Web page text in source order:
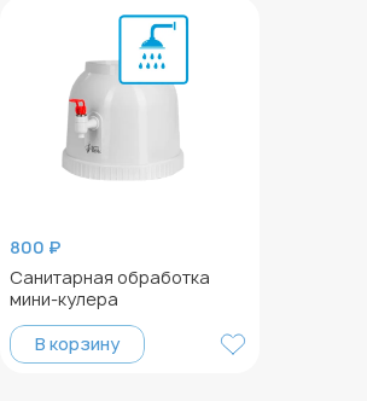
800 ₽
Санитарная обработка
мини-кулера
В корзину